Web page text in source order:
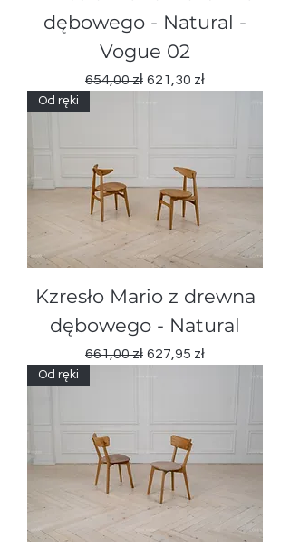
dębowegо - Natural -
Vogue 02
Regularna cena
654,00 zł Cena rabatowa
621,30 zł
Od ręki
Kzresło Mario z drewna
dębowegо - Natural
Regularna cena
661,00 zł Cena rabatowa
627,95 zł
Od ręki